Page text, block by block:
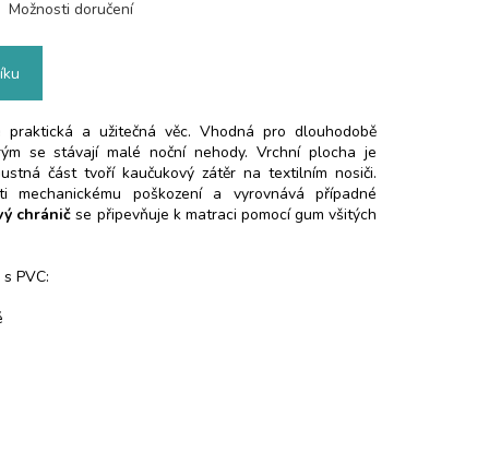
Možnosti doručení
a užitečná věc. Vhodná pro dlouhodobě
se stávají malé noční nehody. Vrchní plocha je
část tvoří kaučukový zátěr na textilním nosiči.
mechanickému poškození a vyrovnává případné
chránič se připevňuje k matraci pomocí gum všitých
PVC: